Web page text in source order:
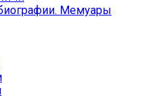
Мемуары